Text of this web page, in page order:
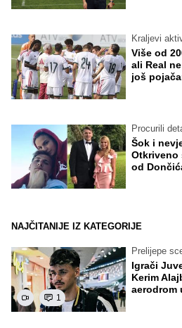
Kraljevi
Više od
ali Real
još
Procurili
Šok i
Otkriveno
od
NAJČITANIJE IZ KATEGORIJE
1
Prelijepe
Igrači
Kerim
aerodrom